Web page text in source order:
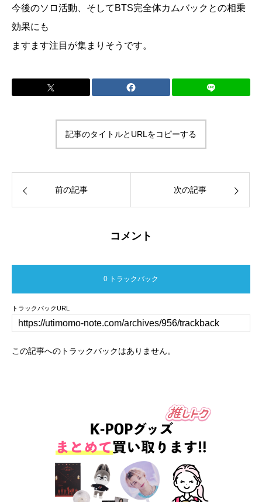
今後のソロ活動、そしてBTS完全体カムバックとの相乗
効果にも
ますます注目が集まりそうです。
記事のタイトルとURLをコピーする
前の記事 次の記事
コメント
0 トラックバック
トラックバックURL
この記事へのトラックバックはありません。